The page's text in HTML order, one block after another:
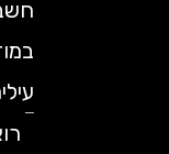
חשבון
במודיעין
עילית
רואה